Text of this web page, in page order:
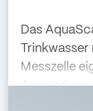
Das
Trinkwasser
Messzelle
Anwendung
hohem